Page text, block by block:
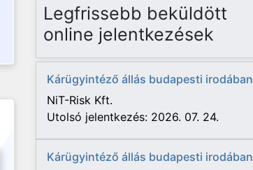
Legfrissebb beküldött
online jelentkezések
Kárügyintéző állás budapesti irodában
NiT-Risk Kft.
Utolsó jelentkezés: 2026. 07. 24.
Kárügyintéző állás budapesti irodában